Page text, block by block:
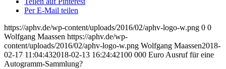
Per E-Mail teilen
https://aphv.de/wp-content/uploads/2016/02/aphv-logo-w.png 0 0
Wolfgang Maassen https://aphv.de/wp-
content/uploads/2016/02/aphv-logo-w.png Wolfgang Maassen2018-
02-17 11:04:432018-02-13 16:24:42100 000 Euro Ausruf für eine
Autogramm-Sammlung?